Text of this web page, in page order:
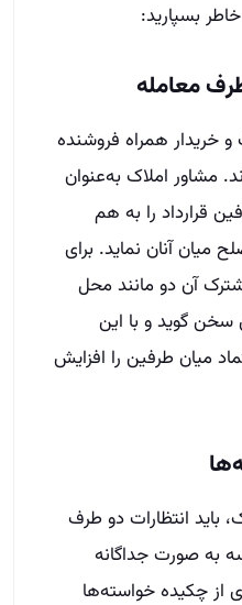
بسپارید:
معامله
خریدار همراه فروشنده
مشاور املاک به‌عنوان
قرارداد را به هم
میان آنان نماید. برای
آن دو مانند محل
سخن گوید و با این
میان طرفین را افزایش
باید انتظارات دو طرف
به صورت جداگانه
از چکیده خواسته‌ها